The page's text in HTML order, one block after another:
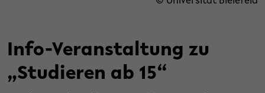
Info-Veranstaltung zu
„Studieren ab 15“